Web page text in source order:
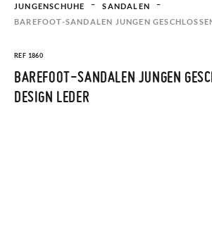
JUNGENSCHUHE
SANDALEN
BAREFOOT-SANDALEN JUNGEN
REF 1860
BAREFOOT-SANDALEN JUNGEN
DESIGN LEDER